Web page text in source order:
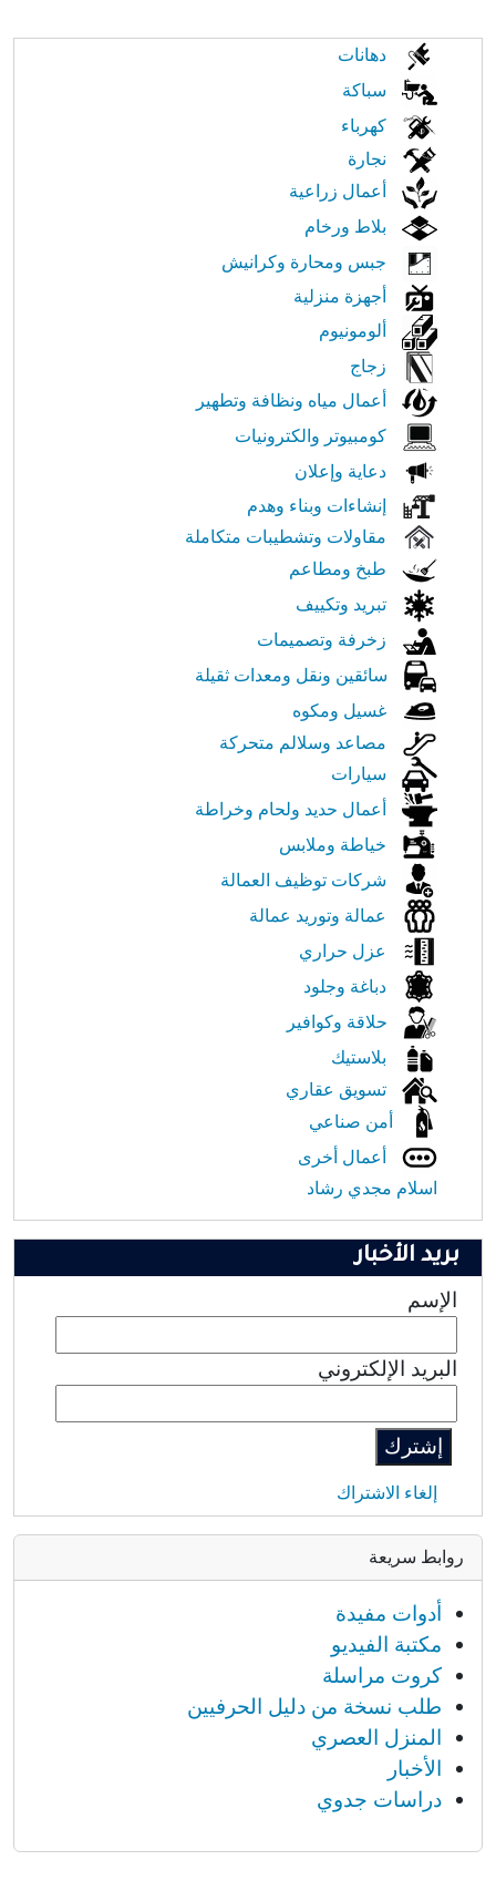
الابحار
النت
دهانات
سباكة
كهرباء
نجارة
أعمال زراعية
بلاط ورخام
جبس ومحارة وكرانيش
أجهزة منزلية
ألومونيوم
زجاج
أعمال مياه ونظافة وتطهير
كومبيوتر والكترونيات
دعاية وإعلان
إنشاءات وبناء وهدم
مقاولات وتشطيبات متكاملة
طبخ ومطاعم
تبريد وتكييف
زخرفة وتصميمات
سائقين ونقل ومعدات ثقيلة
غسيل ومكوه
مصاعد وسلالم متحركة
سيارات
أعمال حديد ولحام وخراطة
خياطة وملابس
شركات توظيف العمالة
عمالة وتوريد عمالة
عزل حراري
دباغة وجلود
حلاقة وكوافير
بلاستيك
تسويق عقاري
أمن صناعي
أعمال أخرى
اسلام مجدي رشاد
بريد الأخبار
الإسم
البريد الإلكتروني
إلغاء الاشتراك
روابط سريعة
أدوات مفيدة
مكتبة الفيديو
كروت مراسلة
طلب نسخة من دليل الحرفيين
المنزل العصري
الأخبار
دراسات جدوي